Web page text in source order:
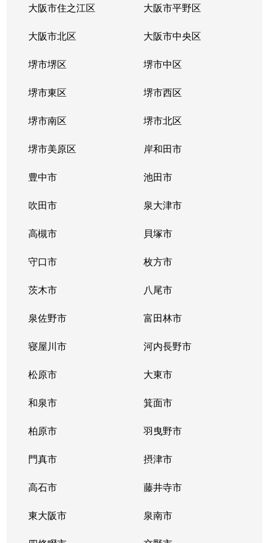
大阪市住之江区 大阪市平野区
大阪市北区 大阪市中央区
堺市堺区 堺市中区
堺市東区 堺市西区
堺市南区 堺市北区
堺市美原区 岸和田市
豊中市 池田市
吹田市 泉大津市
高槻市 貝塚市
守口市 枚方市
茨木市 八尾市
泉佐野市 富田林市
寝屋川市 河内長野市
松原市 大東市
和泉市 箕面市
柏原市 羽曳野市
門真市 摂津市
高石市 藤井寺市
東大阪市 泉南市